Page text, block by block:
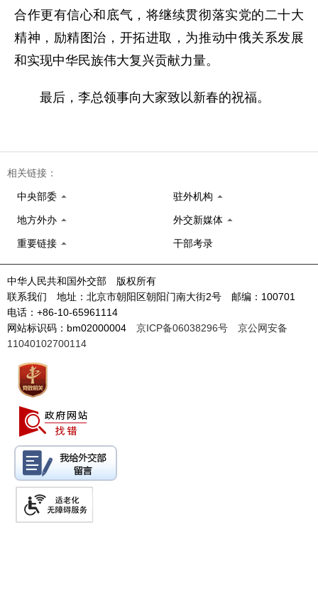
合作更有信心和底气，将继续贯彻落实党的二十大
精神，励精图治，开拓进取，为推动中俄关系发展
和实现中华民族伟大复兴贡献力量。
最后，李总领事向大家致以新春的祝福。
相关链接：
中央部委 驻外机构
地方外办 外交新媒体
重要链接 干部考录
中华人民共和国外交部 版权所有
联系我们 地址：北京市朝阳区朝阳门南大街2号 邮编：100701
电话：+86-10-65961114
网站标识码：bm02000004 京ICP备06038296号
京公网安备
11040102700114